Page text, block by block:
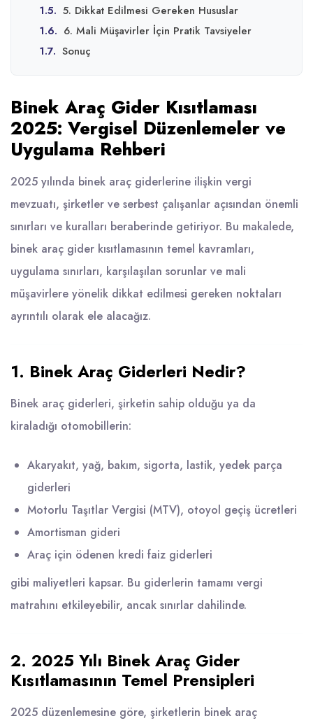
1.5. 5. Dikkat Edilmesi Gereken Hususlar
1.6. 6. Mali Müşavirler İçin Pratik Tavsiyeler
1.7. Sonuç
Binek Araç Gider Kısıtlaması
2025: Vergisel Düzenlemeler ve
Uygulama Rehberi
2025 yılında binek araç giderlerine ilişkin vergi
mevzuatı, şirketler ve serbest çalışanlar açısından önemli
sınırları ve kuralları beraberinde getiriyor. Bu makalede,
binek araç gider kısıtlamasının temel kavramları,
uygulama sınırları, karşılaşılan sorunlar ve mali
müşavirlere yönelik dikkat edilmesi gereken noktaları
ayrıntılı olarak ele alacağız.
1. Binek Araç Giderleri Nedir?
Binek araç giderleri, şirketin sahip olduğu ya da
kiraladığı otomobillerin:
Akaryakıt, yağ, bakım, sigorta, lastik, yedek parça
giderleri
Motorlu Taşıtlar Vergisi (MTV), otoyol geçiş ücretleri
Amortisman gideri
Araç için ödenen kredi faiz giderleri
gibi maliyetleri kapsar. Bu giderlerin tamamı vergi
matrahını etkileyebilir, ancak sınırlar dahilinde.
2. 2025 Yılı Binek Araç Gider
Kısıtlamasının Temel Prensipleri
2025 düzenlemesine göre, şirketlerin binek araç